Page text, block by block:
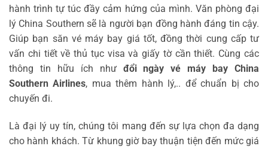
hành trình tự túc đầy cảm hứng của mình. Văn phòng đại
lý China Southern sẽ là người bạn đồng hành đáng tin cậy.
Giúp bạn săn vé máy bay giá tốt, đồng thời cung cấp tư
vấn chi tiết về thủ tục visa và giấy tờ cần thiết. Cùng các
thông tin hữu ích như đổi ngày vé máy bay China
Southern Airlines, mua thêm hành lý,.. để chuẩn bị cho
chuyến đi.
Là đại lý uy tín, chúng tôi mang đến sự lựa chọn đa dạng
cho hành khách. Từ khung giờ bay thuận tiện đến mức giá